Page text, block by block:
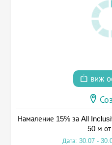
виж
Намаление 15% за All
50 м
Дата: 30.07 -